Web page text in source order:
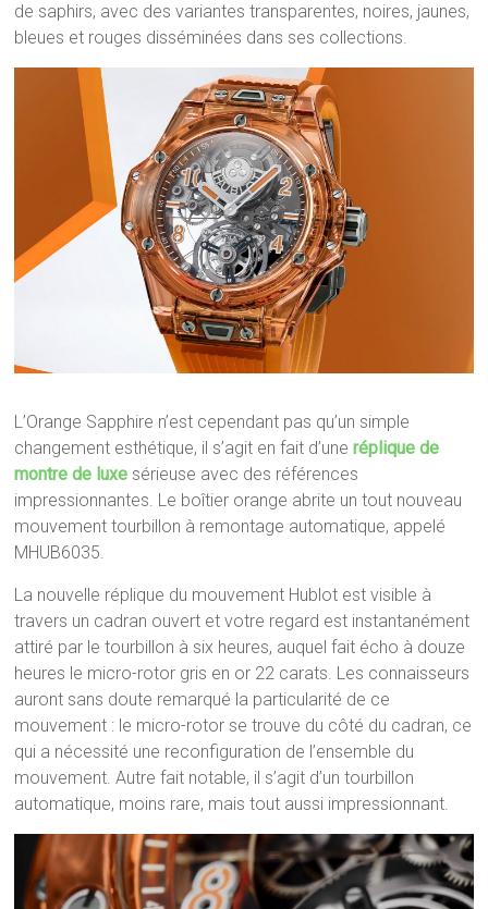
de saphirs, avec des variantes transparentes, noires, jaunes,
bleues et rouges disséminées dans ses collections.
L’Orange Sapphire n’est cependant pas qu’un simple
changement esthétique, il s’agit en fait d’uneréplique de
montre de luxe sérieuse avec des références
impressionnantes. Le boîtier orange abrite un tout nouveau
mouvement tourbillon à remontage automatique, appelé
MHUB6035.
La nouvelle réplique du mouvement Hublot est visible à
travers un cadran ouvert et votre regard est instantanément
attiré par le tourbillon à six heures, auquel fait écho à douze
heures le micro-rotor gris en or 22 carats. Les connaisseurs
auront sans doute remarqué la particularité de ce
mouvement : le micro-rotor se trouve du côté du cadran, ce
qui a nécessité une reconfiguration de l’ensemble du
mouvement. Autre fait notable, il s’agit d’un tourbillon
automatique, moins rare, mais tout aussi impressionnant.